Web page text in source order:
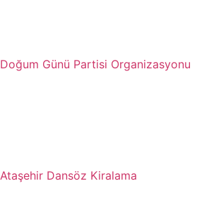
Doğum Günü Partisi Organizasyonu
Ataşehir Dansöz Kiralama